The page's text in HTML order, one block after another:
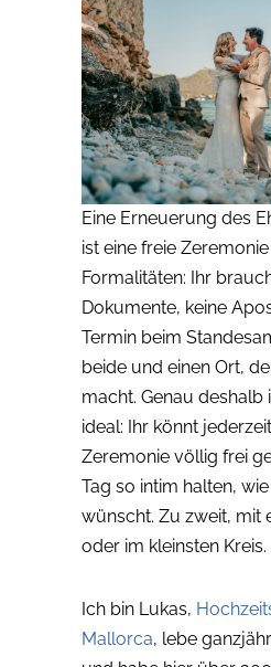
Eine Erneuerung des
ist eine freie
Formalitäten: Ihr
Dokumente, keine
Termin beim
beide und einen Ort,
macht. Genau
ideal: Ihr könnt
Zeremonie völlig frei
Tag so intim halten,
wünscht. Zu zweit, mit
oder im kleinsten Kreis.
Ich bin Lukas,
Mallorca, lebe